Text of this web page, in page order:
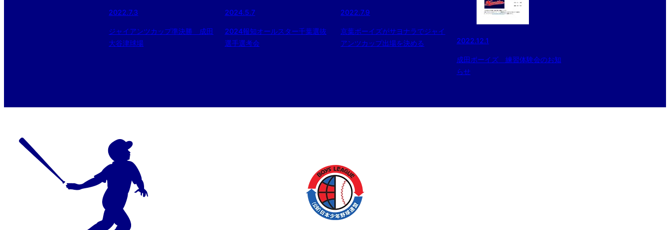
2022.7.3
ジャイアンツカップ準決勝 成田
大谷津球場
2024.5.7
2024報知オールスター千葉選抜
選手選考会
2022.7.9
京葉ボーイズがサヨナラでジャイ
アンツカップ出場を決める
2022.12.1
成田ボーイズ 練習体験会のお知
らせ